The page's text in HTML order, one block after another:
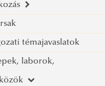
bemutatása
vízgazdálkodásról
múltja
témajavaslatok
laborok,